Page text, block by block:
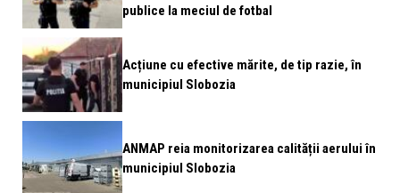
publice la meciul de fotbal
Acțiune cu efective mărite, de tip razie, în
municipiul Slobozia
ANMAP reia monitorizarea calității aerului în
municipiul Slobozia